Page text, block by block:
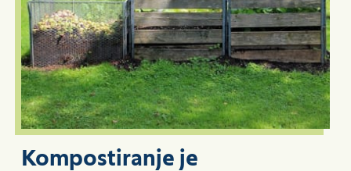
Kompostiranje je